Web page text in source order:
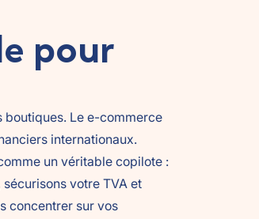
pour
boutiques. Le e-commerce
internationaux.
un véritable copilote :
votre TVA et
concentrer sur vos